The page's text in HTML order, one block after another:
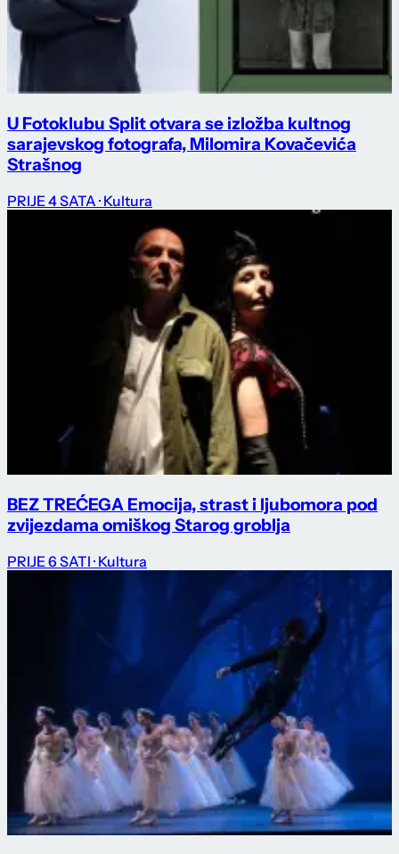
U Fotoklubu Split otvara se izložba kultnog
sarajevskog fotografa, Milomira Kovačevića
Strašnog
PRIJE 4 SATA · Kultura
BEZ TREĆEGA Emocija, strast i ljubomora pod
zvijezdama omiškog Starog groblja
PRIJE 6 SATI · Kultura